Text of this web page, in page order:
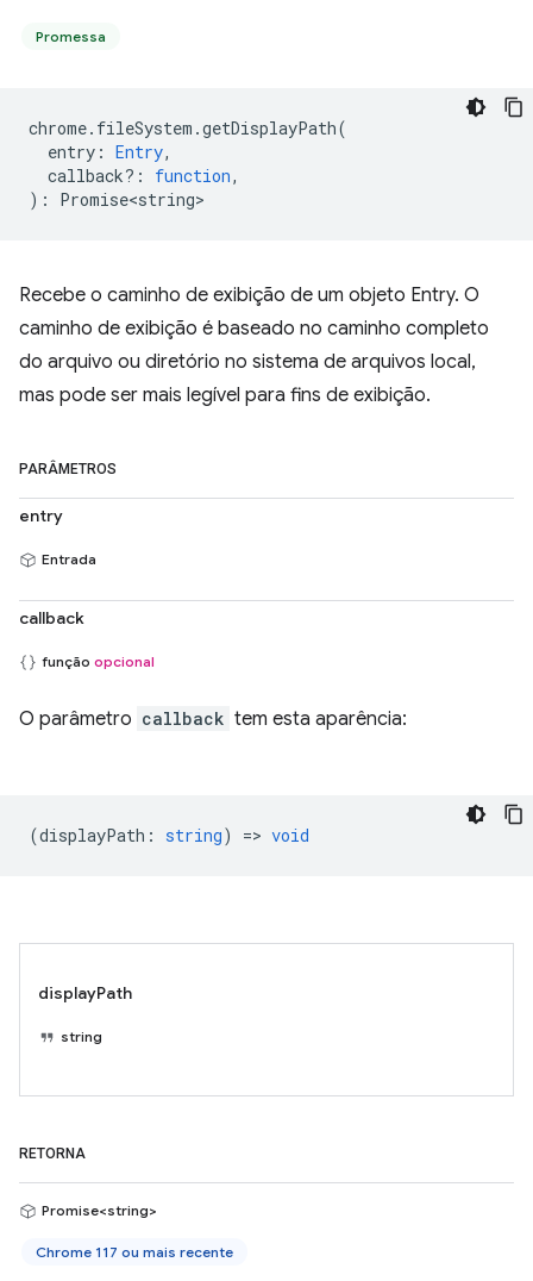
Promessa
chrome. fileSystem .getDisplayPath(
entry : Entry,
callback? : function,
) : Promise<string>
Recebe o caminho de exibição de um objeto Entry. O
caminho de exibição é baseado no caminho completo
do arquivo ou diretório no sistema de arquivos local,
mas pode ser mais legível para fins de exibição.
PARÂMETROS
entry
Entrada
callback
função opcional
O parâmetro callback tem esta aparência:
(displayPath : string) => void
displayPath
string
RETORNA
Promise<string>
Chrome 117 ou mais recente